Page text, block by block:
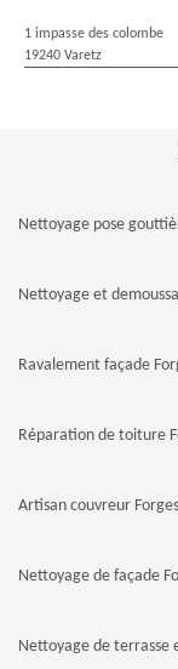
1 impasse des colombe
19240 Varetz
Nettoyage pose
Nettoyage et
Ravalement façade
Réparation de toiture
Artisan couvreur Forges
Nettoyage de façade
Nettoyage de terrasse